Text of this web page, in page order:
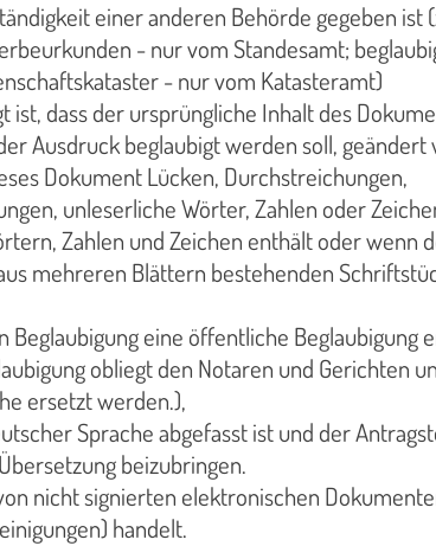
einer anderen Behörde gegeben ist
- nur vom Standesamt;
- nur vom Katasteramt)
ist, dass der ursprüngliche Inhalt des
Ausdruck beglaubigt werden soll, geändert
Dokument Lücken, Durchstreichungen,
unleserliche Wörter, Zahlen oder
Zahlen und Zeichen enthält oder wenn
mehreren Blättern bestehenden
Beglaubigung eine öffentliche Beglaubigung
obliegt den Notaren und Gerichten
ersetzt werden.),
Sprache abgefasst ist und der
beizubringen.
nicht signierten elektronischen
handelt.